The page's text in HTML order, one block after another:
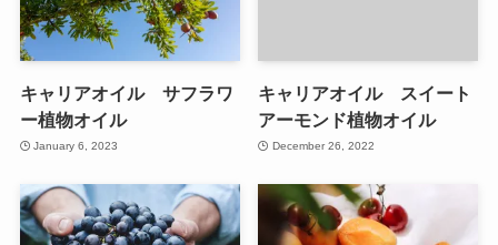
キャリアオイル サフラワ
ー植物オイル
January 6, 2023
キャリアオイル スイート
アーモンド植物オイル
December 26, 2022